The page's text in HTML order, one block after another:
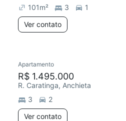
101m² 3
1
Ver contato
Redecorar
Apartamento
R$ 1.495.000
R. Caratinga, Anchieta
3
2
Ver contato